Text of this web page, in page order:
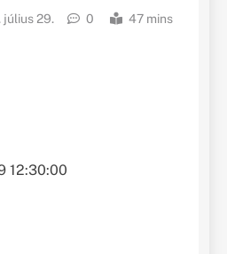
július 29. 0 47 mins
12:30:00